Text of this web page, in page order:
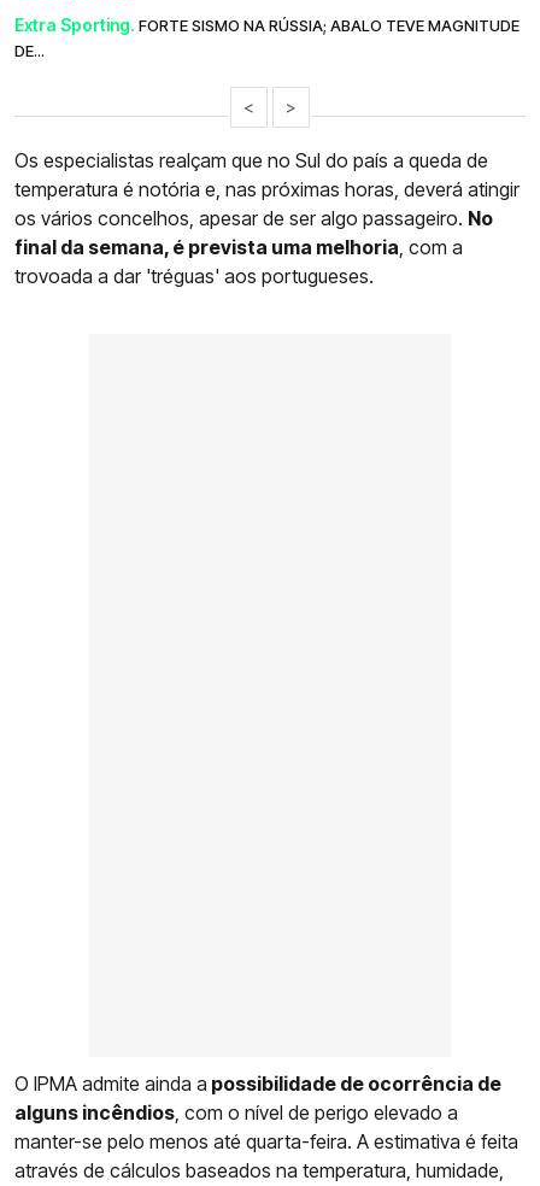
Extra Sporting. FORTE SISMO NA RÚSSIA; ABALO TEVE MAGNITUDE
DE...
< >
Os especialistas realçam que no Sul do país a queda de
temperatura é notória e, nas próximas horas, deverá atingir
os vários concelhos, apesar de ser algo passageiro. No
final da semana, é prevista uma melhoria, com a
trovoada a dar 'tréguas' aos portugueses.
O IPMA admite ainda a possibilidade de ocorrência de
alguns incêndios, com o nível de perigo elevado a
manter-se pelo menos até quarta-feira. A estimativa é feita
através de cálculos baseados na temperatura, humidade,